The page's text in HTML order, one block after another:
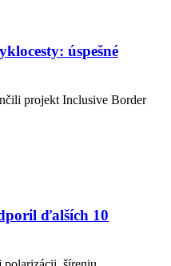
úspešné
projekt Inclusive Border
ďalších 10